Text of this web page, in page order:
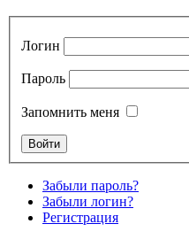
Логин
Пароль
Запомнить меня
Забыли пароль?
Забыли логин?
Регистрация